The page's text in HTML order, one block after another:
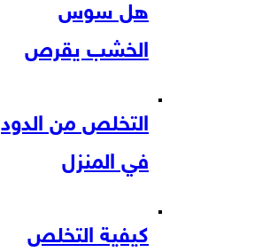
هل سوس
الخشب يقرص
التخلص من الدود
في المنزل
كيفية التخلص